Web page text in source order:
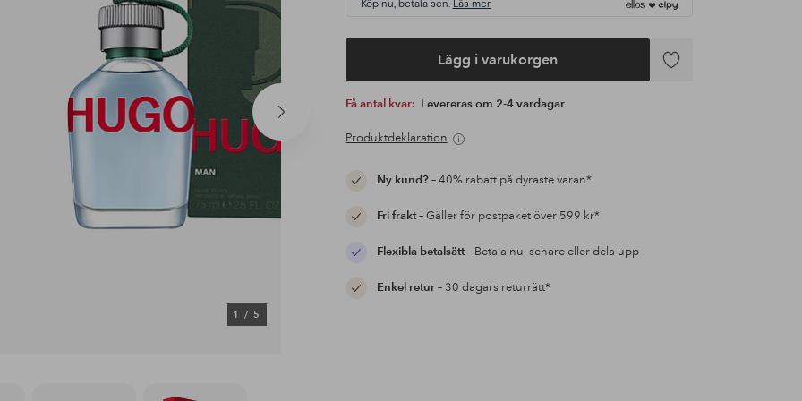
Nästa
produkt
1/ 5
Köp nu, betala sen. Läs mer
Lägg i varukorgen
Lägg
Få antal kvar: Levereras om 2-4 vardagar
Produktdeklaration
Ny kund?– 40% rabatt på dyraste varan*
Fri frakt– Gäller för postpaket över 599 kr*
Flexibla betalsätt– Betala nu, senare eller dela upp
Enkel retur– 30 dagars returrätt*